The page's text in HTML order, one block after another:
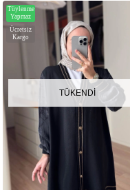
TÜKENDI
Ücretsiz
Kargo
Tüylenme
Yapmaz